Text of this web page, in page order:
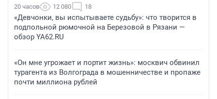
20 часов 12 080 18
«Девчонки, вы испытываете судьбу»: что творится в
подпольной рюмочной на Березовой в Рязани —
обзор YA62.RU
«Он мне угрожает и портит жизнь»: москвич обвинил
турагента из Волгограда в мошенничестве и пропаже
почти миллиона рублей